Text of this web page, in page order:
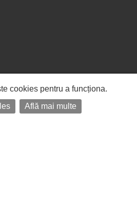
cookies pentru a funcționa.
Află mai multe